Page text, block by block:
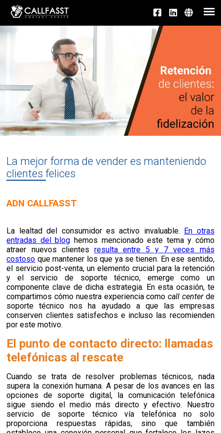
La mejor forma de vender es manteniendo
clientes felices
ADN CALLFASST
La lealtad del consumidor es activo invaluable. En otras
entradas del blog hemos mencionado este tema y cómo
atraer nuevos clientes resulta entre 5 y 7 veces más
costoso que mantener los que ya se tienen. En ese sentido,
el servicio post-venta, un elemento crucial para la retención
y el servicio de soporte técnico, emerge como un
componente clave de dicha estrategia. En esta ocasión, te
compartimos cómo nuestra experiencia comocall centerde
soporte técnico nos ha ayudado a que las empresas
conserven clientes satisfechos e incluso las recomienden
por este motivo.
El punto de contacto directo: llamadas
telefónicas al rescate
Cuando se trata de resolver problemas técnicos, nada
supera la conexión humana. A pesar de los avances en las
opciones de soporte digital, la comunicación telefónica
sigue siendo el medio más directo y efectivo. Nuestro
servicio de soporte técnico vía telefónica no solo
proporciona respuestas rápidas, sino que también